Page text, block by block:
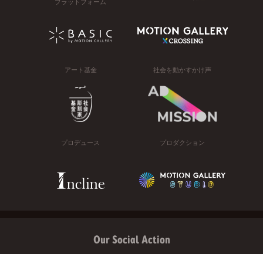
アート基金 社会を動かすかけ声
プロデュース プロダクション
Our Social Action